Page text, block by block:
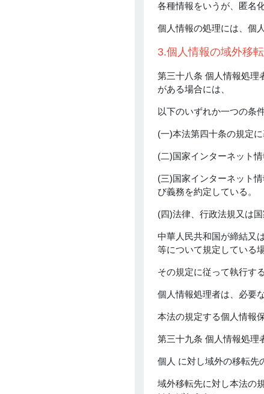
各種情報をいうが、匿名
個人情報の処理には、個
3.個人情報の域外移転
第三十八条 個人情報処理
がある場合には、
以下のいずれか一つの条
(一)本法第四十条の規定
(二)国家インターネット
(三)国家インターネット
び義務を約定している。
(四)法律、行政法規又は
中華人民共和国が締結又
等について規定している場
その規定に従って執行す
個人情報処理者は、必要
本法の規定する個人情報
第三十九条 個人情報処理
個人 に対し域外の移転先
域外移転先に対し本法の